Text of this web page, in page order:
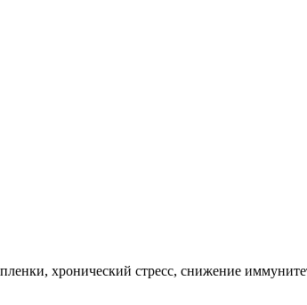
хронический стресс, снижение